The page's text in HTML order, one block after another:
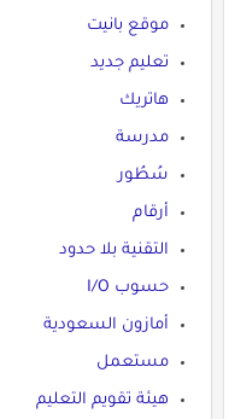
موقع بانيت
تعليم جديد
هاتريك
مدرسة
سُطُور
أرقام
التقنية بلا حدود
حسوب I/O
أمازون السعودية
مستعمل
هيئة تقويم التعليم